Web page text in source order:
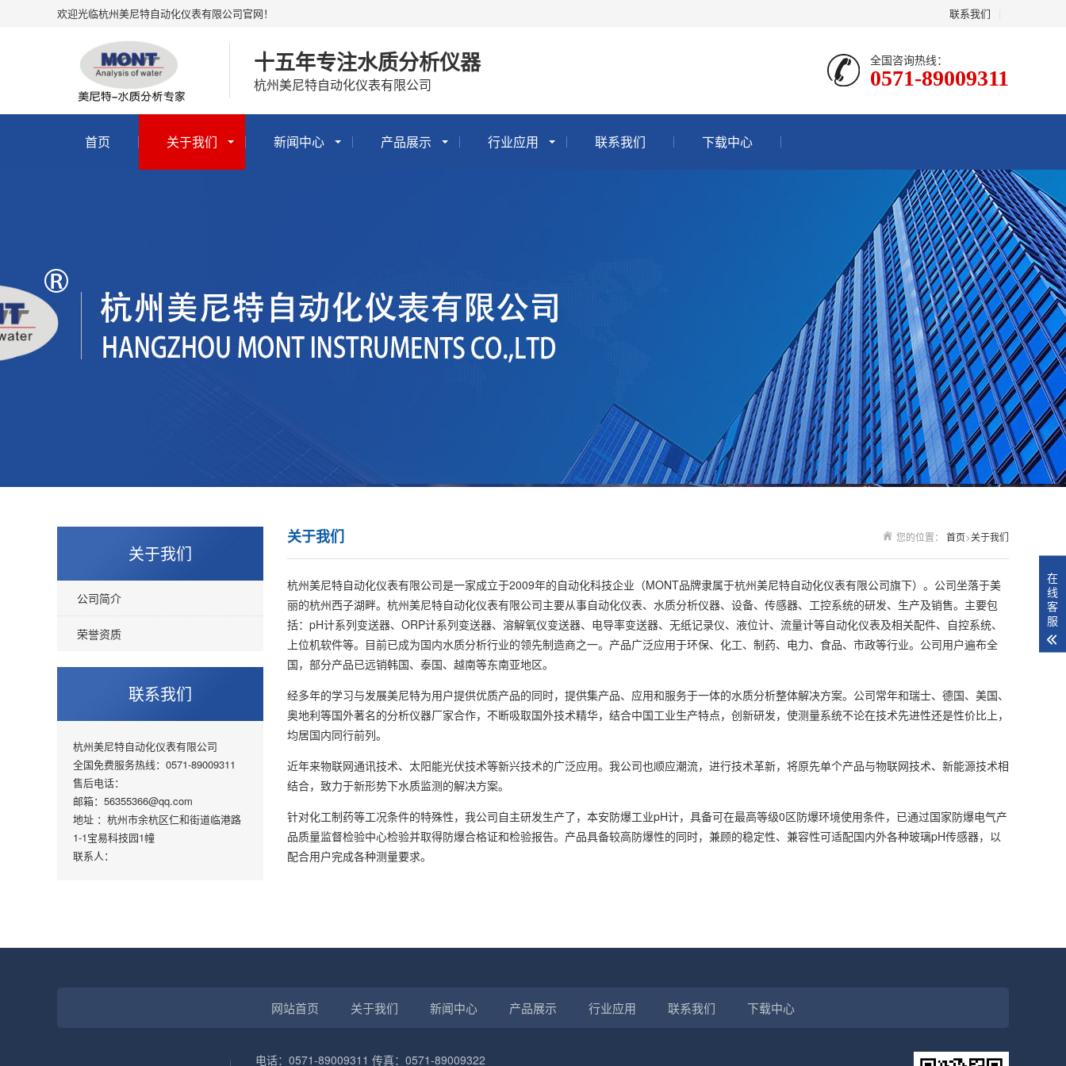
联系我们
欢迎光临杭州美尼特自动化仪表有限公司官网！
十五年专注水质分析仪器
杭州美尼特自动化仪表有限公司
全国咨询热线：
0571-89009311
首页 关于我们 新闻中心 产品展示 行业应用 联系我们 下载中心
关于我们
公司简介
荣誉资质
联系我们
杭州美尼特自动化仪表有限公司
全国免费服务热线：0571-89009311
售后电话：
邮箱：56355366@qq.com
地址 ：杭州市余杭区仁和街道临港路
1-1宝易科技园1幢
联系人：
您的位置： 首页>关于我们
关于我们
杭州美尼特自动化仪表有限公司是一家成立于2009年的自动化科技企业（MONT品牌隶属于杭州美尼特自动化仪表有限公司旗下）。公司坐落于美
丽的杭州西子湖畔。杭州美尼特自动化仪表有限公司主要从事自动化仪表、水质分析仪器、设备、传感器、工控系统的研发、生产及销售。主要包
括：pH计系列变送器、ORP计系列变送器、溶解氧仪变送器、电导率变送器、无纸记录仪、液位计、流量计等自动化仪表及相关配件、自控系统、
上位机软件等。目前已成为国内水质分析行业的领先制造商之一。产品广泛应用于环保、化工、制药、电力、食品、市政等行业。公司用户遍布全
国，部分产品已远销韩国、泰国、越南等东南亚地区。
经多年的学习与发展美尼特为用户提供优质产品的同时，提供集产品、应用和服务于一体的水质分析整体解决方案。公司常年和瑞士、德国、美国、
奥地利等国外著名的分析仪器厂家合作，不断吸取国外技术精华，结合中国工业生产特点，创新研发，使测量系统不论在技术先进性还是性价比上，
均居国内同行前列。
近年来物联网通讯技术、太阳能光伏技术等新兴技术的广泛应用。我公司也顺应潮流，进行技术革新，将原先单个产品与物联网技术、新能源技术相
结合，致力于新形势下水质监测的解决方案。
针对化工制药等工况条件的特殊性，我公司自主研发生产了，本安防爆工业pH计，具备可在最高等级0区防爆环境使用条件，已通过国家防爆电气产
品质量监督检验中心检验并取得防爆合格证和检验报告。产品具备较高防爆性的同时，兼顾的稳定性、兼容性可适配国内外各种玻璃pH传感器，以
配合用户完成各种测量要求。
网站首页 关于我们 新闻中心 产品展示 行业应用 联系我们 下载中心
电话：0571-89009311 传真：0571-89009322
在
线
客
服